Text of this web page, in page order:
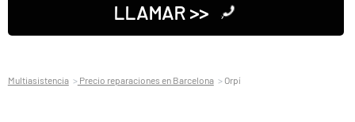
LLAMAR >>
Multiasistencia Precio reparaciones en Barcelona Orpí